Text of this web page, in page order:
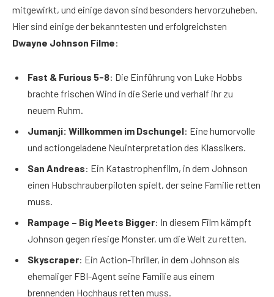
mitgewirkt, und einige davon sind besonders hervorzuheben.
Hier sind einige der bekanntesten und erfolgreichsten
Dwayne Johnson Filme:
Fast & Furious 5-8: Die Einführung von Luke Hobbs
brachte frischen Wind in die Serie und verhalf ihr zu
neuem Ruhm.
Jumanji: Willkommen im Dschungel: Eine humorvolle
und actiongeladene Neuinterpretation des Klassikers.
San Andreas: Ein Katastrophenfilm, in dem Johnson
einen Hubschrauberpiloten spielt, der seine Familie retten
muss.
Rampage – Big Meets Bigger: In diesem Film kämpft
Johnson gegen riesige Monster, um die Welt zu retten.
Skyscraper: Ein Action-Thriller, in dem Johnson als
ehemaliger FBI-Agent seine Familie aus einem
brennenden Hochhaus retten muss.